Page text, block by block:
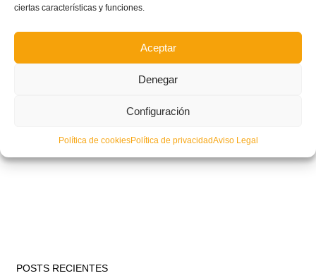
ciertas características y funciones.
Aceptar
Denegar
Configuración
Política de cookiesPolítica de privacidadAviso Legal
POSTS RECIENTES